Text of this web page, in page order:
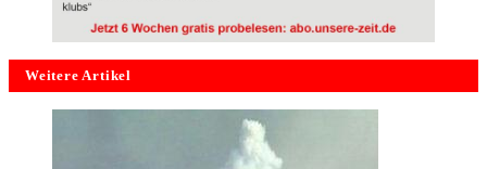
Weitere Artikel